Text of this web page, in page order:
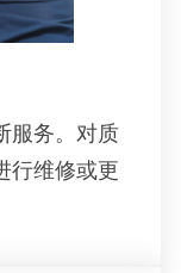
服务。对质
行维修或更